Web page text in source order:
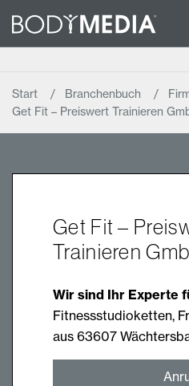
Start Branchenbuch
Get Fit – Preiswert Trainieren
Get Fit –
Trainieren
Wir sind Ihr Experte
Fitnessstudioketten,
aus 63607